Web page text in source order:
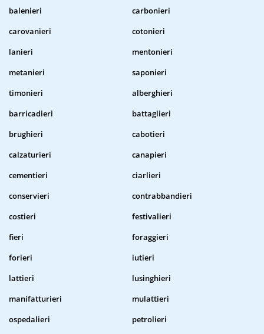
balenieri
carbonieri
carovanieri
cotonieri
lanieri
mentonieri
metanieri
saponieri
timonieri
alberghieri
barricadieri
battaglieri
brughieri
cabotieri
calzaturieri
canapieri
cementieri
ciarlieri
conservieri
contrabbandieri
costieri
festivalieri
fieri
foraggieri
forieri
iutieri
lattieri
lusinghieri
manifatturieri
mulattieri
ospedalieri
petrolieri